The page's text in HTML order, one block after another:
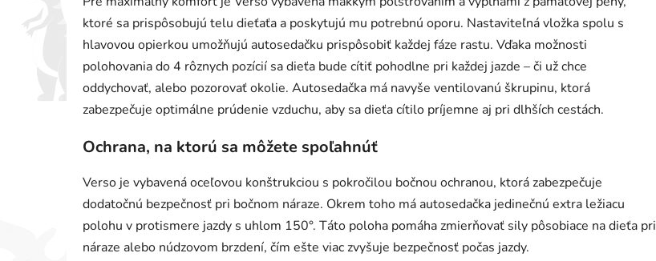
ktoré sa prispôsobujú telu dieťaťa a poskytujú mu potrebnú oporu. Nastaviteľná vložka spolu s
hlavovou opierkou umožňujú autosedačku prispôsobiť každej fáze rastu. Vďaka možnosti
polohovania do 4 rôznych pozícií sa dieťa bude cítiť pohodlne pri každej jazde – či už chce
oddychovať, alebo pozorovať okolie. Autosedačka má navyše ventilovanú škrupinu, ktorá
zabezpečuje optimálne prúdenie vzduchu, aby sa dieťa cítilo príjemne aj pri dlhších cestách.
Ochrana, na ktorú sa môžete spoľahnúť
Verso je vybavená oceľovou konštrukciou s pokročilou bočnou ochranou, ktorá zabezpečuje
dodatočnú bezpečnosť pri bočnom náraze. Okrem toho má autosedačka jedinečnú extra ležiacu
polohu v protismere jazdy s uhlom 150°. Táto poloha pomáha zmierňovať sily pôsobiace na dieťa pri
náraze alebo núdzovom brzdení, čím ešte viac zvyšuje bezpečnosť počas jazdy.